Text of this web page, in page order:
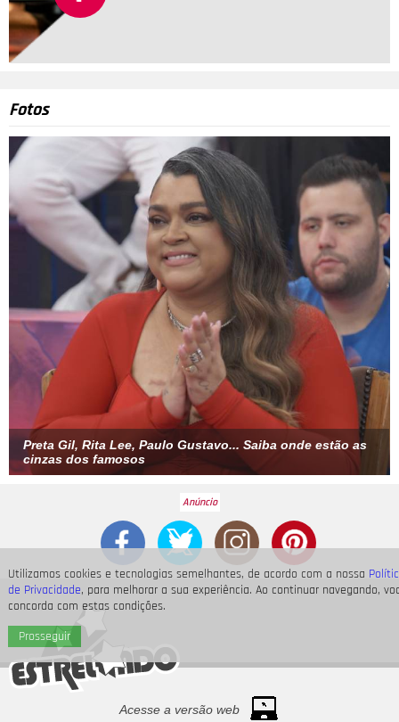
Utilizamos cookies e tecnologias semelhantes, de acordo com a nossa
de Privacidade, para melhorar a sua experiência. Ao continuar navegando,
concorda com estas condições.
Prosseguir
Fotos
Preta Gil, Rita Lee, Paulo Gustavo... Saiba onde estão as
cinzas dos famosos
Acesse a versão web